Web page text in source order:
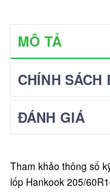
MÔ TẢ
CHÍNH SÁCH
ĐÁNH GIÁ
Tham khảo thông số
lốp Hankook 205/